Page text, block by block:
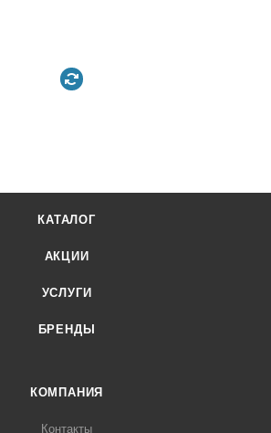
КАТАЛОГ
АКЦИИ
УСЛУГИ
БРЕНДЫ
КОМПАНИЯ
Контакты